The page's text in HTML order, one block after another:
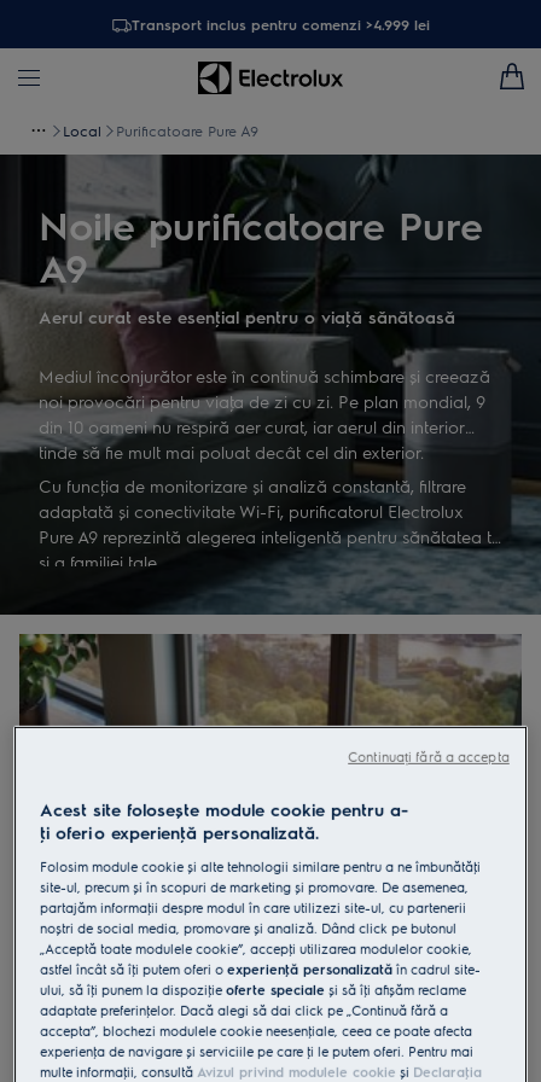
Transport inclus pentru comenzi >4.999 lei
Local Purificatoare Pure A9
Noile purificatoare Pure
A9
Aerul curat este esenţial pentru o viaţă sănătoasă
Mediul înconjurător este în continuă schimbare și creează
noi provocări pentru viaţa de zi cu zi. Pe plan mondial, 9
din 10 oameni nu respiră aer curat, iar aerul din interior
tinde să fie mult mai poluat decât cel din exterior.
Cu funcţia de monitorizare și analiză constantă, filtrare
adaptată și conectivitate Wi-Fi, purificatorul Electrolux
Pure A9 reprezintă alegerea inteligentă pentru sănătatea ta
și a familiei tale.
Sistemul PureSense reacţionează în mod
inteligent la scăderea calităţii aerului
Sistemul unic PureSense monitorizează continuu calitatea
Acest site folosește module cookie pentru a-
ţi oferi o experienţă personalizată.
Folosim module cookie și alte tehnologii similare pentru a ne îmbunătăţi
site-ul, precum și în scopuri de marketing și promovare. De asemenea,
partajăm informaţii despre modul în care utilizezi site-ul, cu partenerii
noștri de social media, promovare și analiză. Dând click pe butonul
„Acceptă toate modulele cookie”, accepţi utilizarea modulelor cookie,
astfel încât să îţi putem oferi oexperienţă personalizată în cadrul site-
ului, să îţi punem la dispoziţieoferte speciale și să îţi afișăm reclame
adaptate preferinţelor. Dacă alegi să dai click pe „Continuă fără a
accepta”, blochezi modulele cookie neesenţiale, ceea ce poate afecta
experienţa de navigare și serviciile pe care ţi le putem oferi. Pentru mai
multe informaţii, consultă Avizul privind modulele cookie și Declaraţia
Continuați fără a accepta